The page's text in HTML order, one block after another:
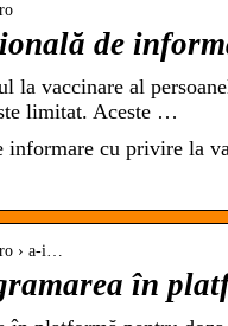
de
la vaccinare al
limitat. Aceste …
informare cu privire la
› a-i…
în